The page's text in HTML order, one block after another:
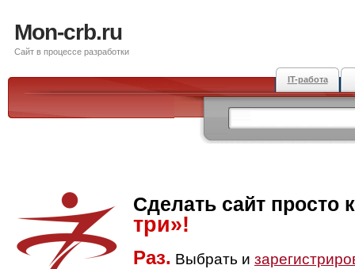
Mon-crb.ru
Сайт в процессе разработки
IT-работа
Сделать сайт просто
три»!
Раз. Выбрать и